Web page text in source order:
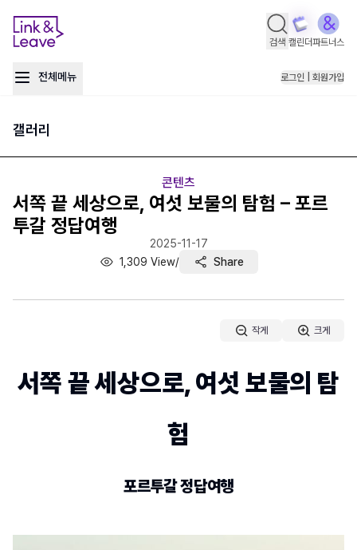
검색 캘린더파트너스
전체메뉴 로그인 | 회원가입
갤러리
콘텐츠
서쪽 끝 세상으로, 여섯 보물의 탐험 – 포르
투갈 정답여행
2025-11-17
1,309 View/ Share
작게 크게
서쪽 끝 세상으로, 여섯 보물의 탐
험
포르투갈 정답여행